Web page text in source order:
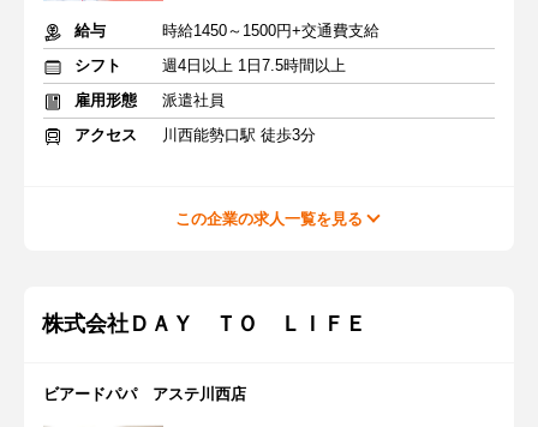
給与
時給1450～1500円+交通費支給
シフト
週4日以上 1日7.5時間以上
雇用形態
派遣社員
アクセス
川西能勢口駅 徒歩3分
この企業の求人一覧を見る
株式会社ＤＡＹ ＴＯ ＬＩＦＥ
ビアードパパ アステ川西店